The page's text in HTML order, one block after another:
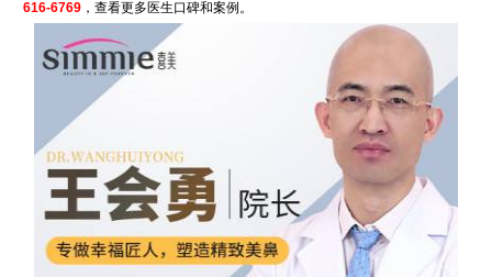
616-6769 ，查看更多医生口碑和案例。